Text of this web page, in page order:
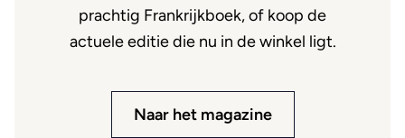
prachtig Frankrijkboek, of koop de
actuele editie die nu in de winkel ligt.
Naar het magazine